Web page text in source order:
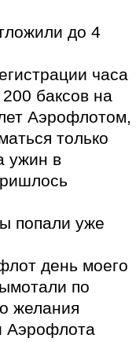
до 4
часа
баксов на
Аэрофлотом,
только
ужин в
попали уже
день моего
по
желания
Аэрофлота